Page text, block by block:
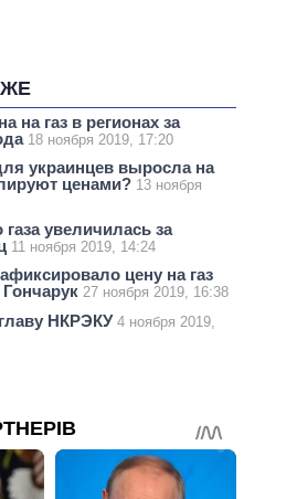
на газ в регионах за
18 ноября 2019, 17:20
украинцев выросла на
ценами? 13 ноября
увеличилась за
11 ноября 2019, 14:24
цену на газ
27 ноября 2019, 16:38
НКРЭКУ4 ноября 2019,